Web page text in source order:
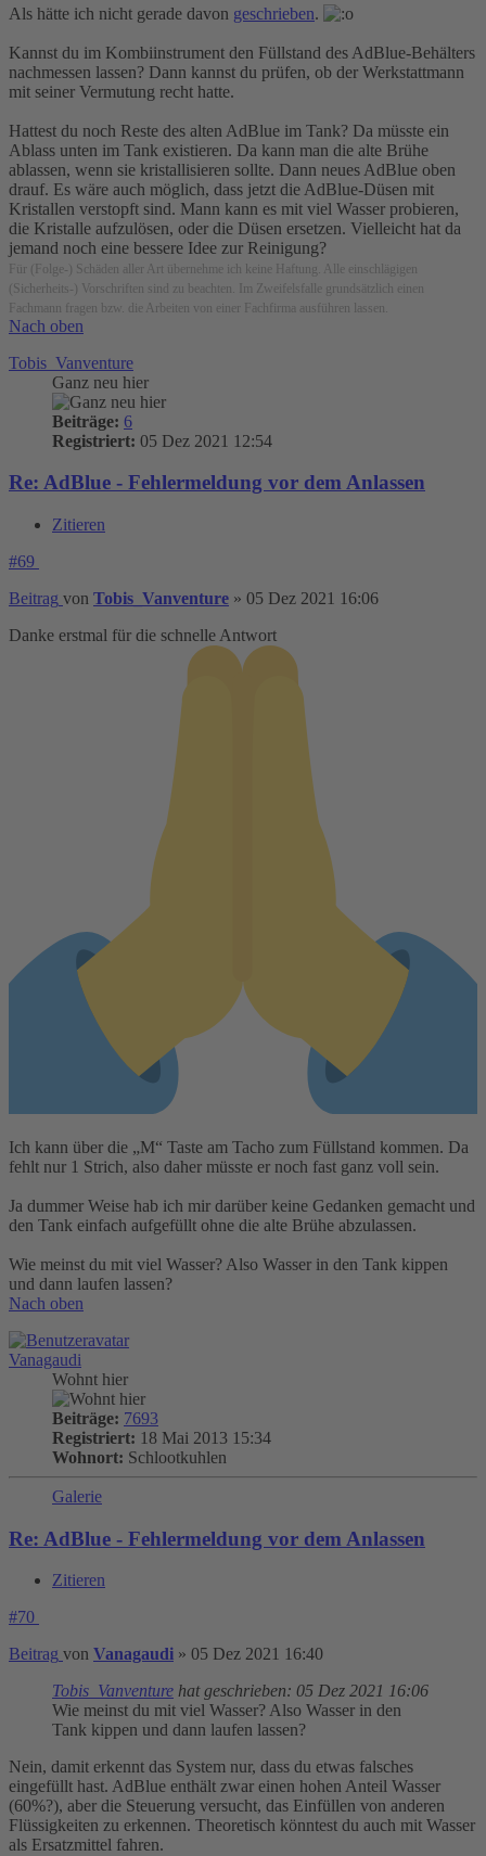
Als hätte ich nicht gerade davon geschrieben.
Kannst du im Kombiinstrument den Füllstand des AdBlue-Behälters
nachmessen lassen? Dann kannst du prüfen, ob der Werkstattmann
mit seiner Vermutung recht hatte.
Hattest du noch Reste des alten AdBlue im Tank? Da müsste ein
Ablass unten im Tank existieren. Da kann man die alte Brühe
ablassen, wenn sie kristallisieren sollte. Dann neues AdBlue oben
drauf. Es wäre auch möglich, dass jetzt die AdBlue-Düsen mit
Kristallen verstopft sind. Mann kann es mit viel Wasser probieren,
die Kristalle aufzulösen, oder die Düsen ersetzen. Vielleicht hat da
jemand noch eine bessere Idee zur Reinigung?
Für (Folge-) Schäden aller Art übernehme ich keine Haftung. Alle einschlägigen
(Sicherheits-) Vorschriften sind zu beachten. Im Zweifelsfalle grundsätzlich einen
Fachmann fragen bzw. die Arbeiten von einer Fachfirma ausführen lassen.
Nach oben
Tobis_Vanventure
Ganz neu hier
Beiträge: 6
Registriert: 05 Dez 2021 12:54
Re: AdBlue - Fehlermeldung vor dem Anlassen
Zitieren
#69
Beitrag von Tobis_Vanventure » 05 Dez 2021 16:06
Danke erstmal für die schnelle Antwort
Ich kann über die „M“ Taste am Tacho zum Füllstand kommen. Da
fehlt nur 1 Strich, also daher müsste er noch fast ganz voll sein.
Ja dummer Weise hab ich mir darüber keine Gedanken gemacht und
den Tank einfach aufgefüllt ohne die alte Brühe abzulassen.
Wie meinst du mit viel Wasser? Also Wasser in den Tank kippen
und dann laufen lassen?
Nach oben
Vanagaudi
Wohnt hier
Beiträge: 7693
Registriert: 18 Mai 2013 15:34
Wohnort: Schlootkuhlen
Galerie
Re: AdBlue - Fehlermeldung vor dem Anlassen
Zitieren
#70
Beitrag von Vanagaudi » 05 Dez 2021 16:40
Tobis_Vanventure hat geschrieben: 05 Dez 2021 16:06
Wie meinst du mit viel Wasser? Also Wasser in den
Tank kippen und dann laufen lassen?
Nein, damit erkennt das System nur, dass du etwas falsches
eingefüllt hast. AdBlue enthält zwar einen hohen Anteil Wasser
(60%?), aber die Steuerung versucht, das Einfüllen von anderen
Flüssigkeiten zu erkennen. Theoretisch könntest du auch mit Wasser
als Ersatzmittel fahren.